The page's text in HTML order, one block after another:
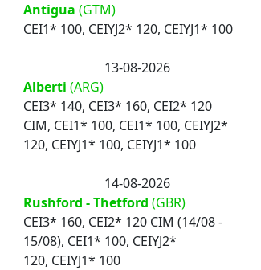
Antigua (GTM)
CEI1* 100, CEIYJ2* 120, CEIYJ1* 100
13-08-2026
Alberti (ARG)
CEI3* 140, CEI3* 160, CEI2* 120
CIM, CEI1* 100, CEI1* 100, CEIYJ2*
120, CEIYJ1* 100, CEIYJ1* 100
14-08-2026
Rushford - Thetford (GBR)
CEI3* 160, CEI2* 120 CIM (14/08 -
15/08), CEI1* 100, CEIYJ2*
120, CEIYJ1* 100